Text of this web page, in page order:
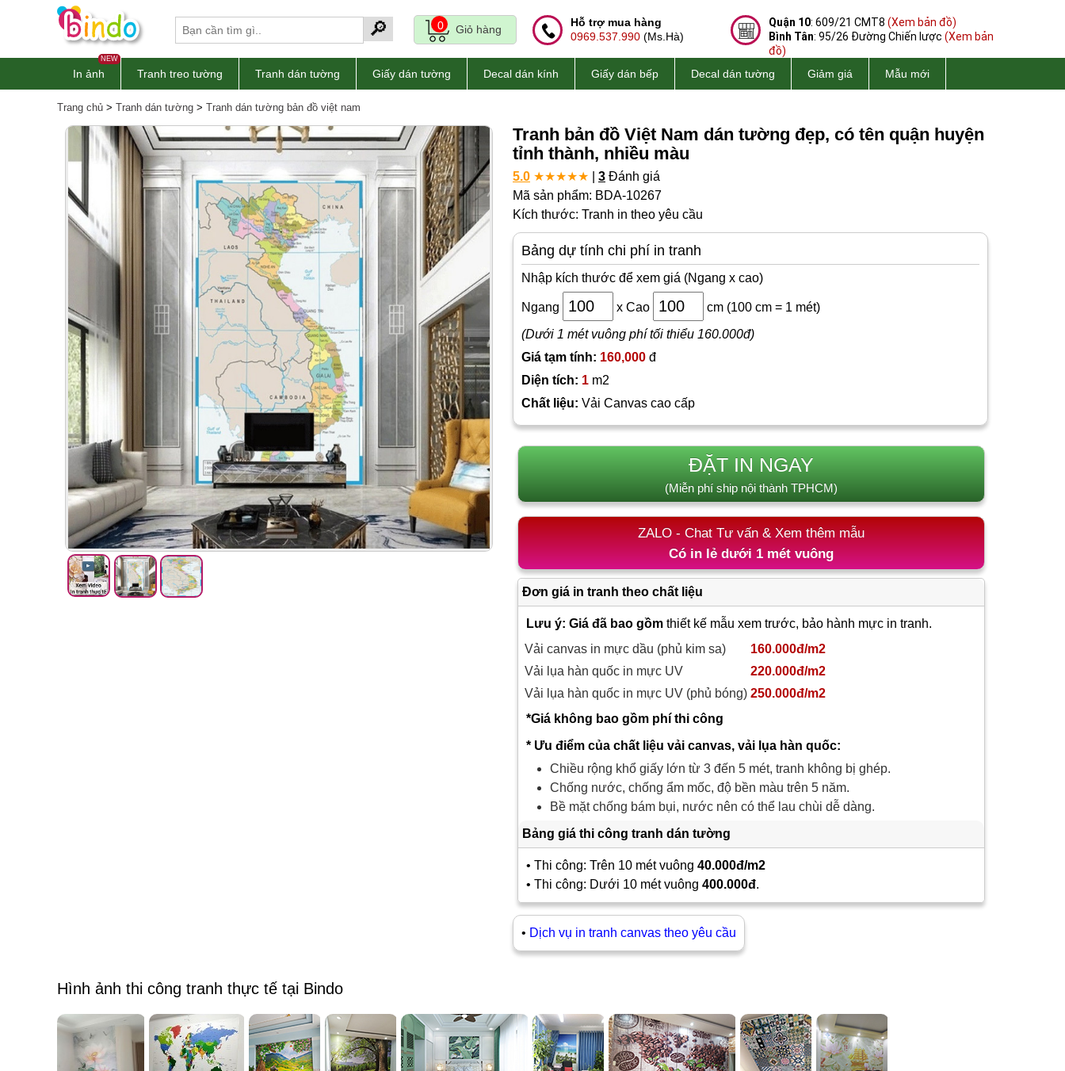
🔎 0 Giỏ hàng
Hỗ trợ mua hàng
0969.537.990 (Ms.Hà)
Quận 10: 609/21 CMT8 (Xem bản đồ)
Bình Tân: 95/26 Đường Chiến lược (Xem bản
đồ)
NEW
In ảnh Tranh treo tường Tranh dán tường Giấy dán tường Decal dán kính Giấy dán bếp Decal dán tường Giảm giá Mẫu mới
Trang chủ > Tranh dán tường > Tranh dán tường bản đồ việt nam
Tranh bản đồ Việt Nam dán tường đẹp, có tên quận huyện
tỉnh thành, nhiều màu
5.0 ★★★★★ 3 Đánh giá
Mã sản phẩm: BDA-10267
Kích thước: Tranh in theo yêu cầu
Bảng dự tính chi phí in tranh
Nhập kích thước để xem giá (Ngang x cao)
Ngang x Cao cm (100 cm = 1 mét)
(Dưới 1 mét vuông phí tối thiểu 160.000đ)
Giá tạm tính: 160,000 đ
Diện tích: 1 m2
Chất liệu: Vải Canvas cao cấp
ĐẶT IN NGAY
(Miễn phí ship nội thành TPHCM)
ZALO - Chat Tư vấn & Xem thêm mẫu
Có in lẻ dưới 1 mét vuông
Đơn giá in tranh theo chất liệu
Lưu ý: Giá đã bao gồm thiết kế mẫu xem trước, bảo hành mực in tranh.
Vải canvas in mực dầu (phủ kim sa)
160.000đ/m2
Vải lụa hàn quốc in mực UV
220.000đ/m2
Vải lụa hàn quốc in mực UV (phủ bóng) 250.000đ/m2
*Giá không bao gồm phí thi công
* Ưu điểm của chất liệu vải canvas, vải lụa hàn quốc:
Chiều rộng khổ giấy lớn từ 3 đến 5 mét, tranh không bị ghép.
Chống nước, chống ẩm mốc, độ bền màu trên 5 năm.
Bề mặt chống bám bụi, nước nên có thể lau chùi dễ dàng.
Bảng giá thi công tranh dán tường
• Thi công: Trên 10 mét vuông 40.000đ/m2
• Thi công: Dưới 10 mét vuông 400.000đ.
• Dịch vụ in tranh canvas theo yêu cầu
Hình ảnh thi công tranh thực tế tại Bindo